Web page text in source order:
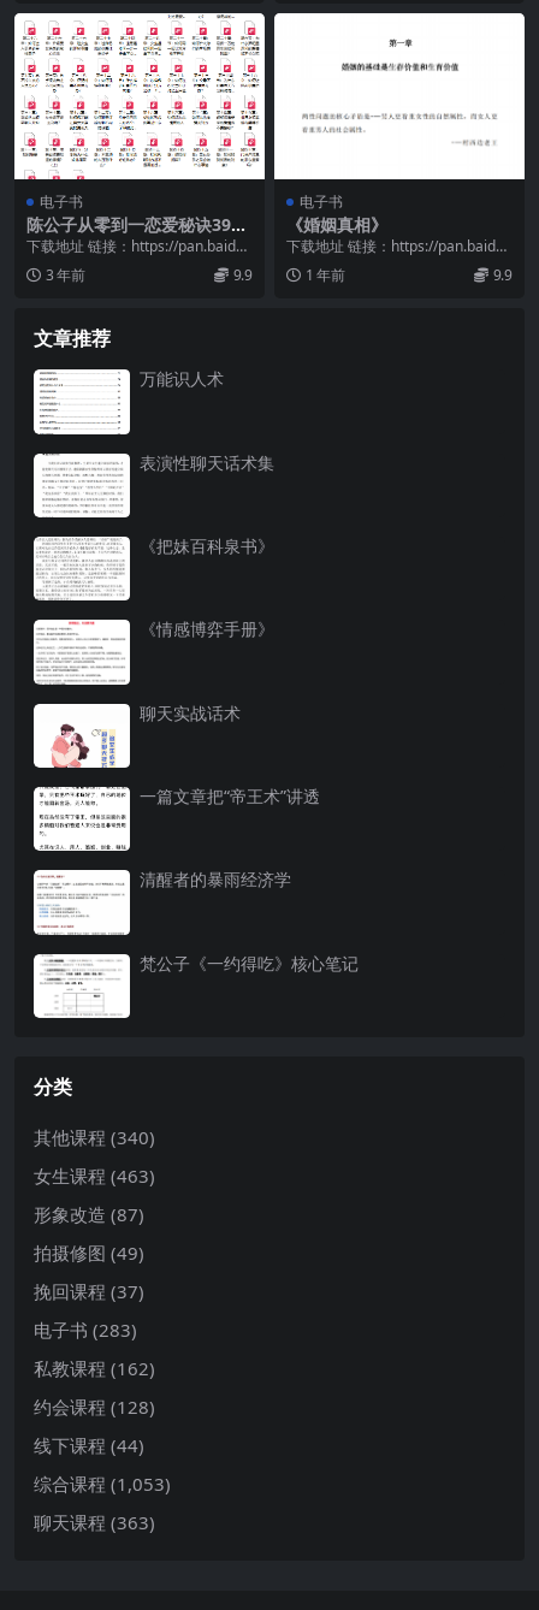
电子书
陈公子从零到一恋爱秘诀399
课程
下载地址 链接：https://pan.baidu.
com/s/15_5eU3F...
3 年前 9.9
电子书
《婚姻真相》
下载地址 链接：https://pan.baidu.
com/s/1Uyseuno...
1 年前 9.9
文章推荐
万能识人术
表演性聊天话术集
《把妹百科泉书》
《情感博弈手册》
聊天实战话术
一篇文章把“帝王术”讲透
清醒者的暴雨经济学
梵公子《一约得吃》核心笔记
分类
其他课程 (340)
女生课程 (463)
形象改造 (87)
拍摄修图 (49)
挽回课程 (37)
电子书 (283)
私教课程 (162)
约会课程 (128)
线下课程 (44)
综合课程 (1,053)
聊天课程 (363)